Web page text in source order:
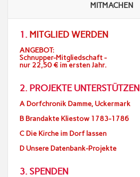
MITMACHEN
1. MITGLIED WERDEN
ANGEBOT:
Schnupper-Mitgliedschaft -
nur 22,50 € im ersten Jahr.
2. PROJEKTE UNTERSTÜTZEN
A Dorfchronik Damme, Uckermark
B Brandakte Kliestow 1783-1786
C Die Kirche im Dorf lassen
D Unsere Datenbank-Projekte
3. SPENDEN